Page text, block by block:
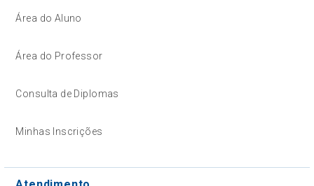
Área do Aluno
Área do Professor
Consulta de Diplomas
Minhas Inscrições